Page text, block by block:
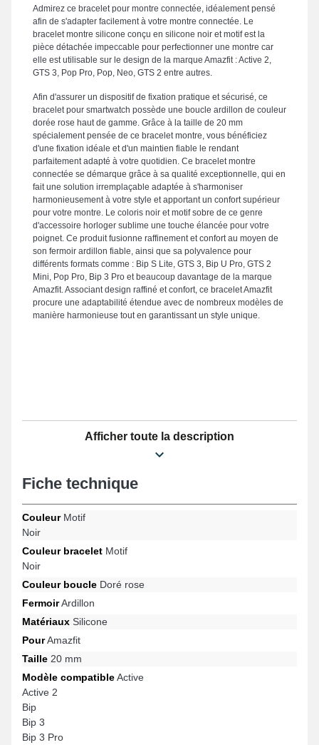
Admirez ce bracelet pour montre connectée, idéalement pensé
afin de s'adapter facilement à votre montre connectée. Le
bracelet montre silicone conçu en silicone noir et motif est la
pièce détachée impeccable pour perfectionner une montre car
elle est utilisable sur le design de la marque Amazfit : Active 2,
GTS 3, Pop Pro, Pop, Neo, GTS 2 entre autres.
Afin d'assurer un dispositif de fixation pratique et sécurisé, ce
bracelet pour smartwatch possède une boucle ardillon de couleur
dorée rose haut de gamme. Grâce à la taille de 20 mm
spécialement pensée de ce bracelet montre, vous bénéficiez
d'une fixation idéale et d'un maintien fiable le rendant
parfaitement adapté à votre quotidien. Ce bracelet montre
connectée se démarque grâce à sa qualité exceptionnelle, qui en
fait une solution irremplaçable adaptée à s'harmoniser
harmonieusement à votre style et apportant un confort supérieur
pour votre montre. Le coloris noir et motif sobre de ce genre
d'accessoire horloger sublime une touche élancée pour votre
poignet. Ce produit fusionne raffinement et confort au moyen de
son fermoir ardillon fiable, ainsi que sa polyvalence pour
différents formats comme : Bip S Lite, GTS 3, Bip U Pro, GTS 2
Mini, Pop Pro, Bip 3 Pro et beaucoup davantage de la marque
Amazfit. Associant design raffiné et confort, ce bracelet Amazfit
procure une adaptabilité étendue avec de nombreux modèles de
manière harmonieuse tout en garantissant un style unique.
Afficher toute la description
Fiche technique
CouleurMotif
Noir
Couleur bracelet Motif
Noir
Couleur boucle Doré rose
FermoirArdillon
Matériaux Silicone
PourAmazfit
Taille 20 mm
Modèle compatibleActive
Active 2
Bip
Bip 3
Bip 3 Pro